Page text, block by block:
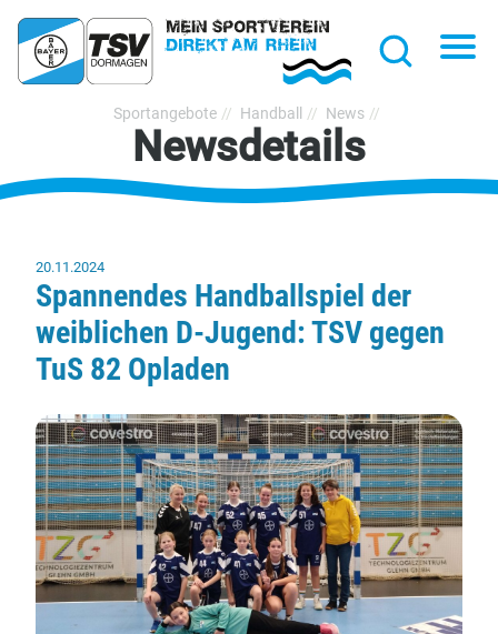
TSV
Bayer
Dormagen
1920
Sportangebote Handball News
Newsdetails
20.11.2024
Spannendes Handballspiel der
weiblichen D-Jugend: TSV gegen
TuS 82 Opladen